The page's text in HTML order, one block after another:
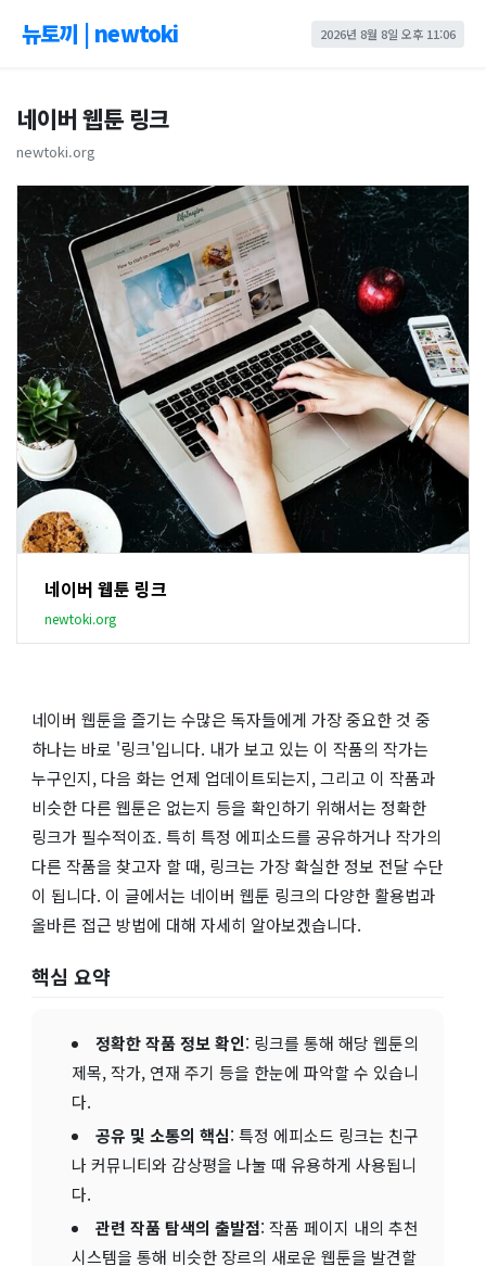
뉴토끼 | newtoki 2026년 8월 8일 오후 11:06
네이버 웹툰 링크
newtoki.org
네이버 웹툰 링크
newtoki.org
네이버 웹툰을 즐기는 수많은 독자들에게 가장 중요한 것 중
하나는 바로 '링크'입니다. 내가 보고 있는 이 작품의 작가는
누구인지, 다음 화는 언제 업데이트되는지, 그리고 이 작품과
비슷한 다른 웹툰은 없는지 등을 확인하기 위해서는 정확한
링크가 필수적이죠. 특히 특정 에피소드를 공유하거나 작가의
다른 작품을 찾고자 할 때, 링크는 가장 확실한 정보 전달 수단
이 됩니다. 이 글에서는 네이버 웹툰 링크의 다양한 활용법과
올바른 접근 방법에 대해 자세히 알아보겠습니다.
핵심 요약
정확한 작품 정보 확인: 링크를 통해 해당 웹툰의
제목, 작가, 연재 주기 등을 한눈에 파악할 수 있습니
다.
공유 및 소통의 핵심: 특정 에피소드 링크는 친구
나 커뮤니티와 감상평을 나눌 때 유용하게 사용됩니
다.
관련 작품 탐색의 출발점: 작품 페이지 내의 추천
시스템을 통해 비슷한 장르의 새로운 웹툰을 발견할